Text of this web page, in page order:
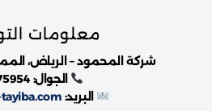
معلومات
شركة المحمود – الرياض،
الجوال: 0538475954
البريد: